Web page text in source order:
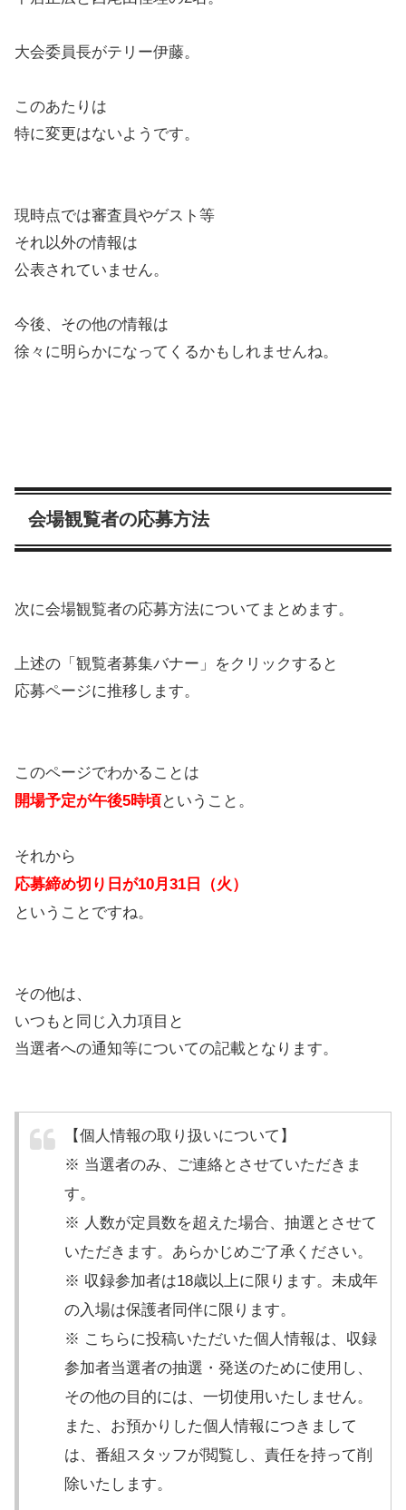
大会委員長がテリー伊藤。
このあたりは
特に変更はないようです。
現時点では審査員やゲスト等
それ以外の情報は
公表されていません。
今後、その他の情報は
徐々に明らかになってくるかもしれませんね。
会場観覧者の応募方法
次に会場観覧者の応募方法についてまとめます。
上述の「観覧者募集バナー」をクリックすると
応募ページに推移します。
このページでわかることは
開場予定が午後5時頃ということ。
それから
応募締め切り日が10月31日（火）
ということですね。
その他は、
いつもと同じ入力項目と
当選者への通知等についての記載となります。
【個人情報の取り扱いについて】
※ 当選者のみ、ご連絡とさせていただきま
す。
※ 人数が定員数を超えた場合、抽選とさせて
いただきます。あらかじめご了承ください。
※ 収録参加者は18歳以上に限ります。未成年
の入場は保護者同伴に限ります。
※ こちらに投稿いただいた個人情報は、収録
参加者当選者の抽選・発送のために使用し、
その他の目的には、一切使用いたしません。
また、お預かりした個人情報につきまして
は、番組スタッフが閲覧し、責任を持って削
除いたします。